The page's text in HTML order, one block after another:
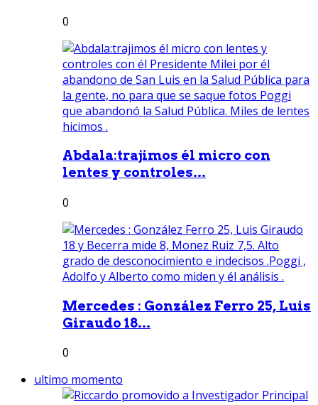
0
Abdala:trajimos él micro con
lentes y controles...
0
Mercedes : González Ferro 25, Luis
Giraudo 18...
0
ultimo momento